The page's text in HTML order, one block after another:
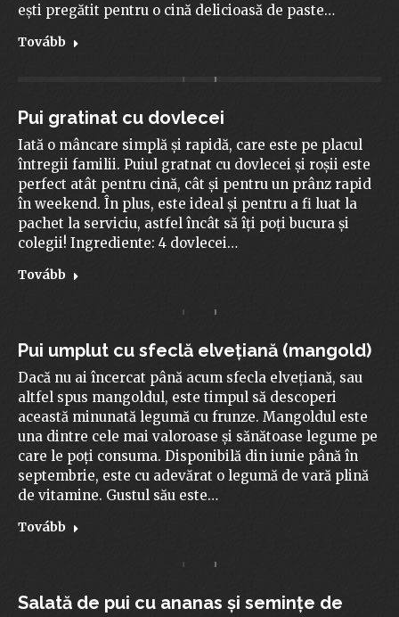
ești pregătit pentru o cină delicioasă de paste…
Tovább
Pui gratinat cu dovlecei
Iată o mâncare simplă și rapidă, care este pe placul
întregii familii. Puiul gratnat cu dovlecei și roșii este
perfect atât pentru cină, cât și pentru un prânz rapid
în weekend. În plus, este ideal și pentru a fi luat la
pachet la serviciu, astfel încât să îți poți bucura și
colegii! Ingrediente: 4 dovlecei…
Tovább
Pui umplut cu sfeclă elvețiană (mangold)
Dacă nu ai încercat până acum sfecla elvețiană, sau
altfel spus mangoldul, este timpul să descoperi
această minunată legumă cu frunze. Mangoldul este
una dintre cele mai valoroase și sănătoase legume pe
care le poți consuma. Disponibilă din iunie până în
septembrie, este cu adevărat o legumă de vară plină
de vitamine. Gustul său este…
Tovább
Salată de pui cu ananas și semințe de